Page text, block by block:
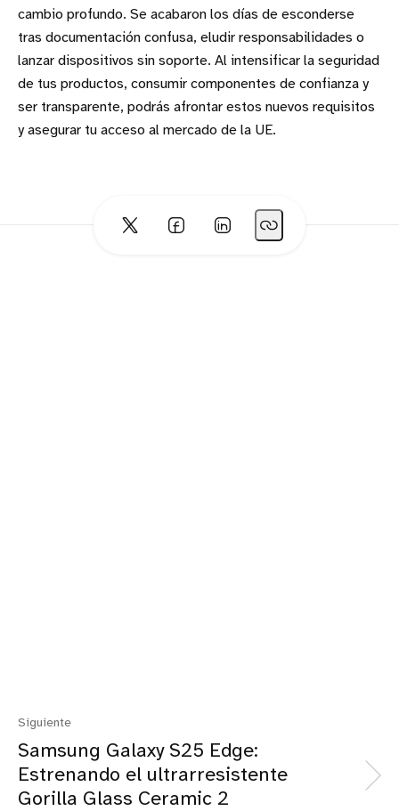
cambio profundo. Se acabaron los días de esconderse
tras documentación confusa, eludir responsabilidades o
lanzar dispositivos sin soporte. Al intensificar la seguridad
de tus productos, consumir componentes de confianza y
ser transparente, podrás afrontar estos nuevos requisitos
y asegurar tu acceso al mercado de la UE.
Siguiente
Samsung Galaxy S25 Edge:
Estrenando el ultrarresistente
Gorilla Glass Ceramic 2